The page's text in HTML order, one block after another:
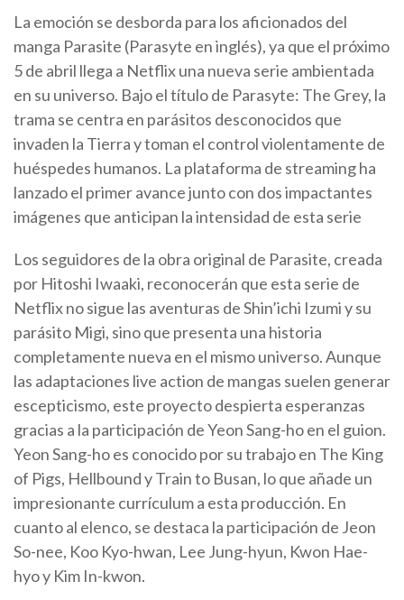
La emoción se desborda para los aficionados del
manga Parasite (Parasyte en inglés), ya que el próximo
5 de abril llega a Netflix una nueva serie ambientada
en su universo. Bajo el título de Parasyte: The Grey, la
trama se centra en parásitos desconocidos que
invaden la Tierra y toman el control violentamente de
huéspedes humanos. La plataforma de streaming ha
lanzado el primer avance junto con dos impactantes
imágenes que anticipan la intensidad de esta serie
Los seguidores de la obra original de Parasite, creada
por Hitoshi Iwaaki, reconocerán que esta serie de
Netflix no sigue las aventuras de Shin’ichi Izumi y su
parásito Migi, sino que presenta una historia
completamente nueva en el mismo universo. Aunque
las adaptaciones live action de mangas suelen generar
escepticismo, este proyecto despierta esperanzas
gracias a la participación de Yeon Sang-ho en el guion.
Yeon Sang-ho es conocido por su trabajo en The King
of Pigs, Hellbound y Train to Busan, lo que añade un
impresionante currículum a esta producción. En
cuanto al elenco, se destaca la participación de Jeon
So-nee, Koo Kyo-hwan, Lee Jung-hyun, Kwon Hae-
hyo y Kim In-kwon.